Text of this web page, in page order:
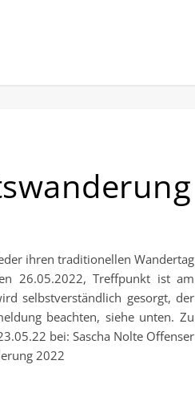
ihren traditionellen Wandertag
26.05.2022, Treffpunkt ist am
selbstverständlich gesorgt, der
beachten, siehe unten. Zu
bei: Sascha Nolte Offenser
2022